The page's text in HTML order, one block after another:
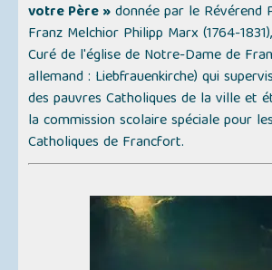
votre Père »donnée par le Révérend
Franz Melchior Philipp Marx (1764-
Curé de l'église de Notre-Dame de
allemand : Liebfrauenkirche) qui
des pauvres Catholiques de la ville et
la commission scolaire spéciale pour
Catholiques de Francfort.